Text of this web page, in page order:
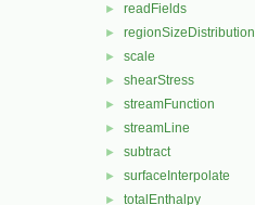
► readFields
► regionSizeDistribution
► scale
► shearStress
► streamFunction
► streamLine
► subtract
► surfaceInterpolate
► totalEnthalpy